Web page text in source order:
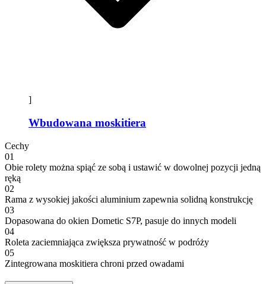
]
Wbudowana moskitiera
Cechy
01
Obie rolety można spiąć ze sobą i ustawić w dowolnej pozycji jedną
ręką
02
Rama z wysokiej jakości aluminium zapewnia solidną konstrukcję
03
Dopasowana do okien Dometic S7P, pasuje do innych modeli
04
Roleta zaciemniająca zwiększa prywatność w podróży
05
Zintegrowana moskitiera chroni przed owadami